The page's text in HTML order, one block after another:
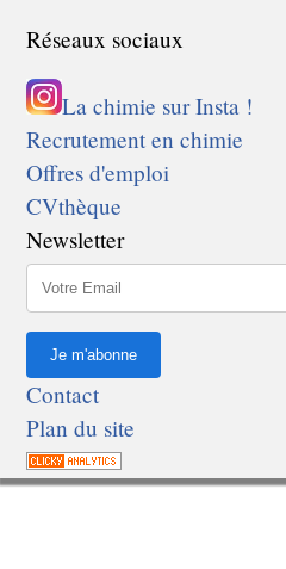
Réseaux sociaux
La chimie sur Insta !
Recrutement en chimie
Offres d'emploi
CVthèque
Newsletter
Contact
Plan du site